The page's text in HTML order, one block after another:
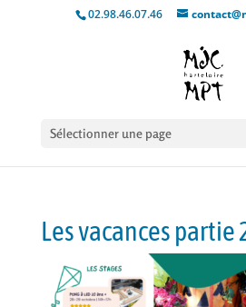
02.98.46.07.46
Sélectionner une page
Les vacances partie